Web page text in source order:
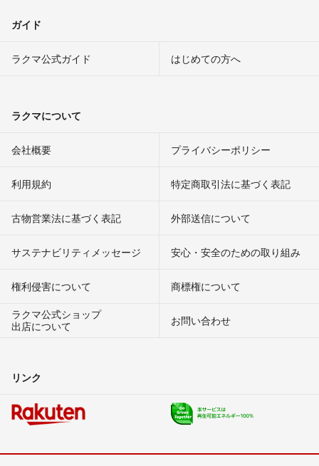
ガイド
ラクマ公式ガイド はじめての方へ
ラクマについて
会社概要 プライバシーポリシー
利用規約 特定商取引法に基づく表記
古物営業法に基づく表記 外部送信について
サステナビリティメッセージ 安心・安全のための取り組み
権利侵害について
商標権について
ラクマ公式ショップ
出店について
お問い合わせ
リンク